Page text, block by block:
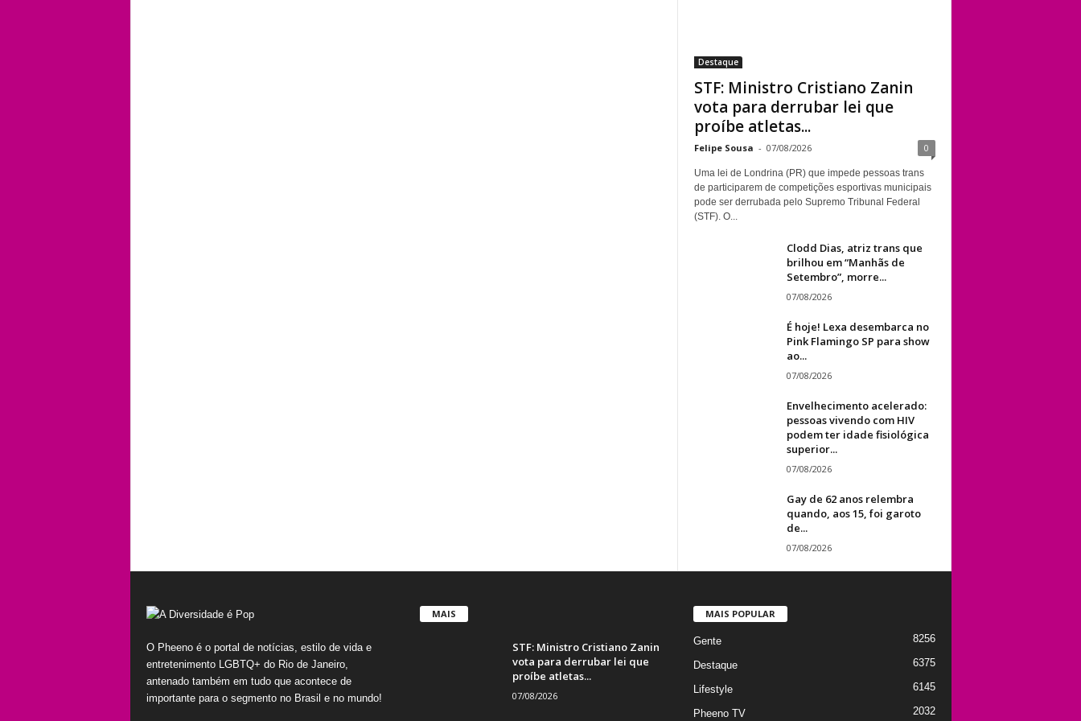
Destaque
STF: Ministro Cristiano Zanin
vota para derrubar lei que
proíbe atletas...
Felipe Sousa - 07/08/2026 0
Uma lei de Londrina (PR) que impede pessoas trans
de participarem de competições esportivas municipais
pode ser derrubada pelo Supremo Tribunal Federal
(STF). O...
Clodd Dias, atriz trans que
brilhou em “Manhãs de
Setembro”, morre...
07/08/2026
É hoje! Lexa desembarca no
Pink Flamingo SP para show
ao...
07/08/2026
Envelhecimento acelerado:
pessoas vivendo com HIV
podem ter idade fisiológica
superior...
07/08/2026
Gay de 62 anos relembra
quando, aos 15, foi garoto
de...
07/08/2026
O Pheeno é o portal de notícias, estilo de vida e
entretenimento LGBTQ+ do Rio de Janeiro,
antenado também em tudo que acontece de
importante para o segmento no Brasil e no mundo!
MAIS
STF: Ministro Cristiano Zanin
vota para derrubar lei que
proíbe atletas...
07/08/2026
MAIS POPULAR
Gente 8256
Destaque 6375
Lifestyle 6145
Pheeno TV 2032